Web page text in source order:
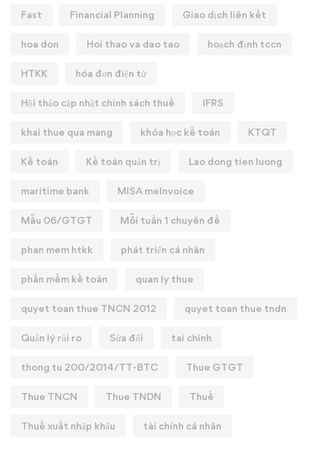
Fast Financial Planning Giao dịch liên kết
hoa don Hoi thao va dao tao hoạch định tccn
HTKK hóa đơn điện tử
Hội thảo cập nhật chính sách thuế IFRS
khai thue qua mang khóa học kế toán KTQT
Kế toán Kế toán quản trị Lao dong tien luong
maritime bank MISA meInvoice
Mẫu 06/GTGT Mỗi tuần 1 chuyên đề
phan mem htkk phát triển cá nhân
phần mềm kế toán quan ly thue
quyet toan thue TNCN 2012 quyet toan thue tndn
Quản lý rủi ro Sửa đổi tai chinh
thong tu 200/2014/TT-BTC Thue GTGT
Thue TNCN Thue TNDN Thuế
Thuế xuất nhập khẩu tài chính cá nhân